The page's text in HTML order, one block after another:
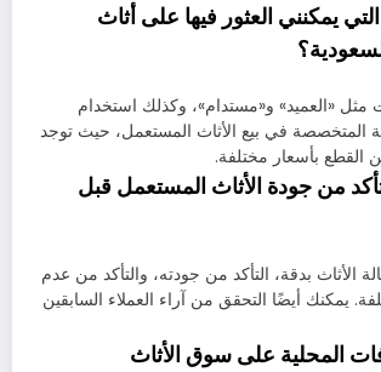
يمكنني العثور فيها على أثاث
مثل «العميد» و«مستدام»، وكذلك استخدام
المتخصصة في بيع الأثاث المستعمل، حيث توجد
القطع بأسعار مختلفة.
من جودة الأثاث المستعمل قبل
بدقة، التأكد من جودته، والتأكد من عدم
يمكنك أيضًا التحقق من آراء العملاء السابقين
المحلية على سوق الأثاث